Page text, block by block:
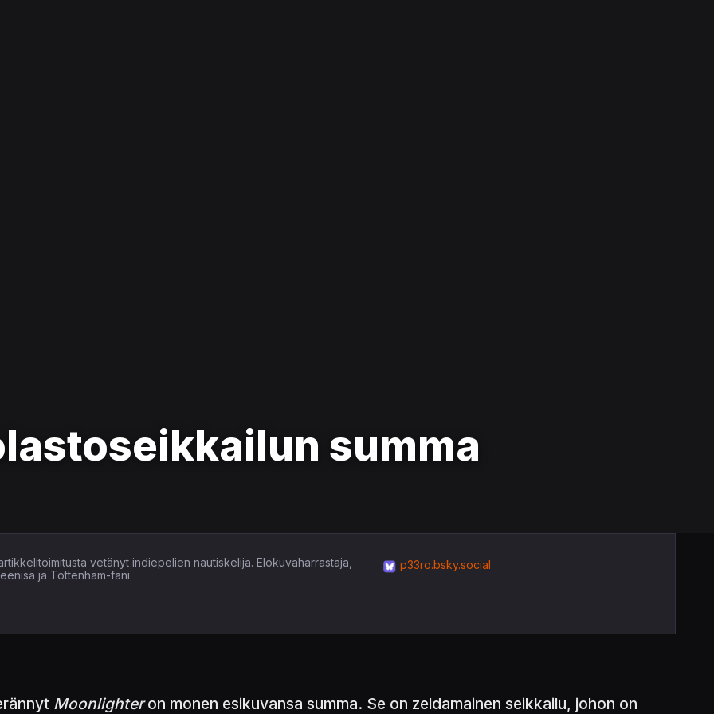
summa
vetänyt indiepelien nautiskelija. Elokuvaharrastaja,
ja Tottenham-fani.
p33ro.bsky.social
Moonlighteron monen esikuvansa summa. Se on zeldamainen seikkailu, johon on